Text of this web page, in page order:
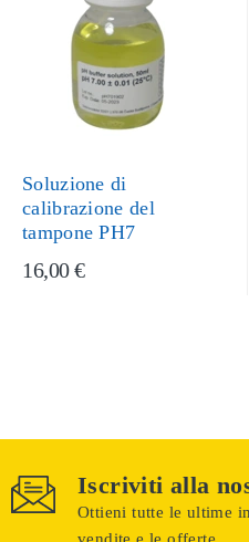
Soluzione di
calibrazione del
tampone PH7
16,00 €
Iscriviti alla
Ottieni tutte le ultime